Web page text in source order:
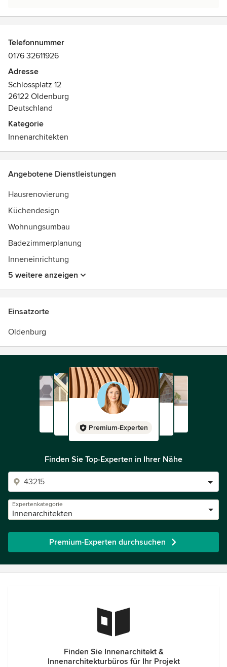
Telefonnummer
0176 32611926
Adresse
Schlossplatz 12
26122 Oldenburg
Deutschland
Kategorie
Innenarchitekten
Angebotene Dienstleistungen
Hausrenovierung
Küchendesign
Wohnungsumbau
Badezimmerplanung
Inneneinrichtung
5 weitere anzeigen
Einsatzorte
Oldenburg
Premium-Experten
Finden Sie Top-Experten in Ihrer Nähe
Expertenkategorie
Innenarchitekten
Premium-Experten durchsuchen
Finden Sie Innenarchitekt &
Innenarchitekturbüros für Ihr Projekt